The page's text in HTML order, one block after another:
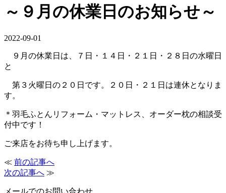
～９月の休業日のお知らせ～
2022-09-01
９月の休業日は、７日・１４日・２１日・２８日の水曜日
と
第３火曜日の２０日です。２０日・２１日は連休となりま
す。
＊羽毛ふとんリフォーム・マットレス、オーダー枕の相談受
付中です！
ご来店をお待ち申し上げます。
≪ 前の記事へ
次の記事へ ≫